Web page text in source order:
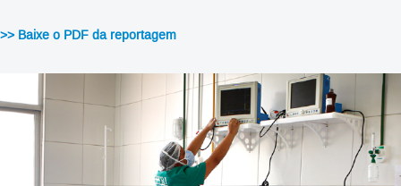
>> Baixe o PDF da reportagem